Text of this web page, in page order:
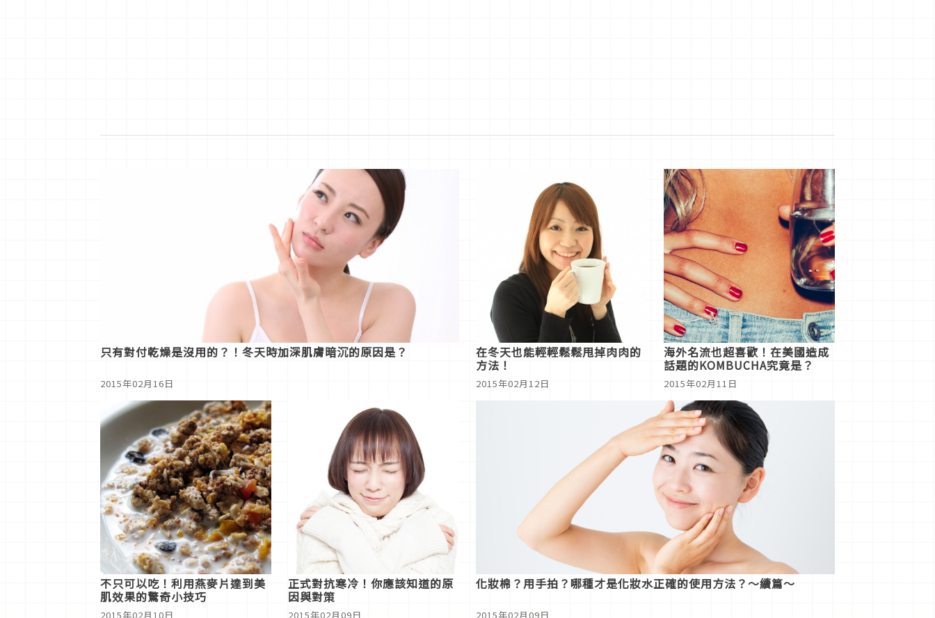
只有對付乾燥是沒用的？！冬天時加深肌膚暗沉的原因是？
2015年02月16日
在冬天也能輕輕鬆鬆甩掉肉肉的
方法！
2015年02月12日
海外名流也超喜歡！在美國造成
話題的KOMBUCHA究竟是？
2015年02月11日
不只可以吃！利用燕麥片達到美
肌效果的驚奇小技巧
2015年02月10日
正式對抗寒冷！你應該知道的原
因與對策
2015年02月09日
化妝棉？用手拍？哪種才是化妝水正確的使用方法？～續篇～
2015年02月09日